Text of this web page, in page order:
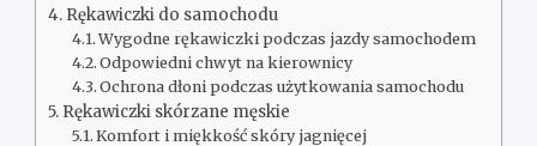
Rękawiczki do samochodu
Wygodne rękawiczki podczas jazdy samochodem
Odpowiedni chwyt na kierownicy
Ochrona dłoni podczas użytkowania samochodu
Rękawiczki skórzane męskie
Komfort i miękkość skóry jagnięcej